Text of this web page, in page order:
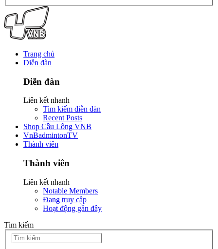
Trang chủ
Diễn đàn
Diễn đàn
Liên kết nhanh
Tìm kiếm diễn đàn
Recent Posts
Shop Cầu Lông VNB
VnBadmintonTV
Thành viên
Thành viên
Liên kết nhanh
Notable Members
Đang truy cập
Hoạt động gần đây
Tìm kiếm